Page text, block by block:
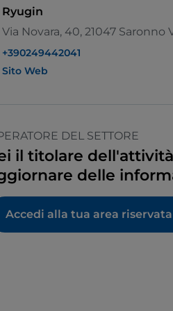
Ryugin
Via Novara, 40, 21047 Saronno
+390249442041
Sito Web
DEL SETTORE
il titolare
delle
Accedi alla tua area riservata